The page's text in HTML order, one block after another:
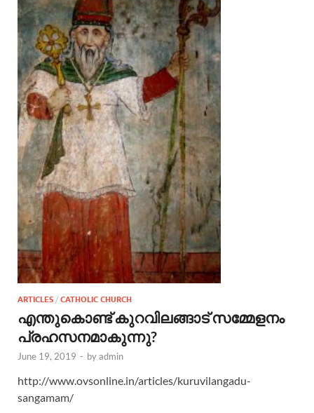
ARTICLES / CATHOLIC CHURCH
എന്തുകൊണ്ട് കുറവിലങ്ങാട് സമ്മേളനം
പ്രഹസനമാകുന്നു?
June 19, 2019 - byadmin
http://www.ovsonline.in/articles/kuruvilangadu-
sangamam/